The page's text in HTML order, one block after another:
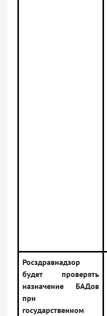
Росздравнадзор
будет проверять
назначение БАДов
при
государственном